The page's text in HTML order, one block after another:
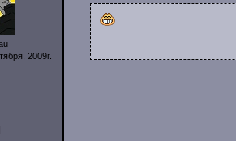
2009г.